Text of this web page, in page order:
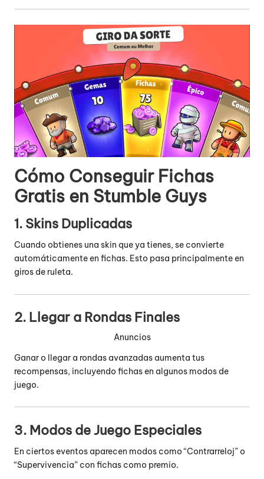
Cómo Conseguir Fichas
Gratis en Stumble Guys
1. Skins Duplicadas
Cuando obtienes una skin que ya tienes, se convierte
automáticamente en fichas. Esto pasa principalmente en
giros de ruleta.
2. Llegar a Rondas Finales
Anuncios
Ganar o llegar a rondas avanzadas aumenta tus
recompensas, incluyendo fichas en algunos modos de
juego.
3. Modos de Juego Especiales
En ciertos eventos aparecen modos como “Contrarreloj” o
“Supervivencia” con fichas como premio.